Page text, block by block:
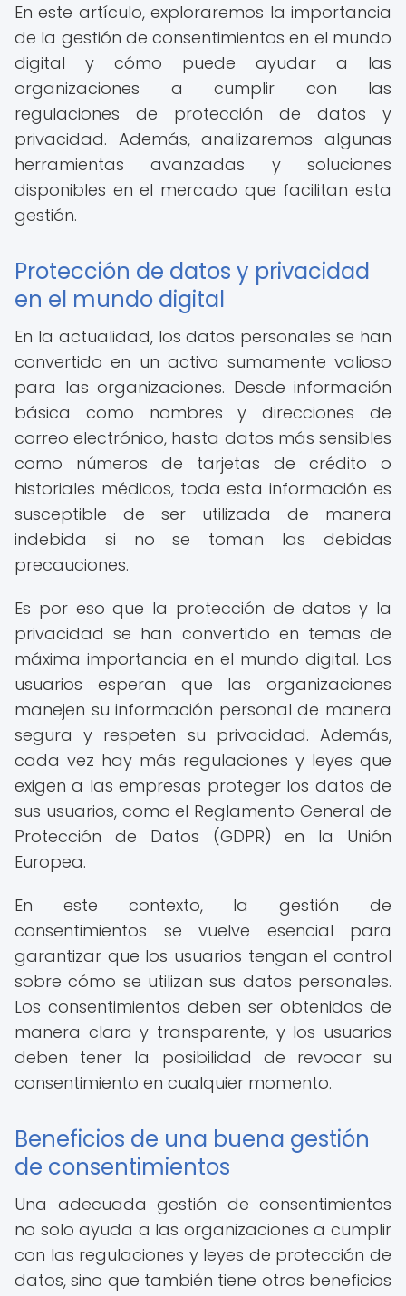
En este artículo, exploraremos la importancia
de la gestión de consentimientos en el mundo
digital y cómo puede ayudar a las
organizaciones a cumplir con las
regulaciones de protección de datos y
privacidad. Además, analizaremos algunas
herramientas avanzadas y soluciones
disponibles en el mercado que facilitan esta
gestión.
Protección de datos y privacidad
en el mundo digital
En la actualidad, los datos personales se han
convertido en un activo sumamente valioso
para las organizaciones. Desde información
básica como nombres y direcciones de
correo electrónico, hasta datos más sensibles
como números de tarjetas de crédito o
historiales médicos, toda esta información es
susceptible de ser utilizada de manera
indebida si no se toman las debidas
precauciones.
Es por eso que la protección de datos y la
privacidad se han convertido en temas de
máxima importancia en el mundo digital. Los
usuarios esperan que las organizaciones
manejen su información personal de manera
segura y respeten su privacidad. Además,
cada vez hay más regulaciones y leyes que
exigen a las empresas proteger los datos de
sus usuarios, como el Reglamento General de
Protección de Datos (GDPR) en la Unión
Europea.
En este contexto, la gestión de
consentimientos se vuelve esencial para
garantizar que los usuarios tengan el control
sobre cómo se utilizan sus datos personales.
Los consentimientos deben ser obtenidos de
manera clara y transparente, y los usuarios
deben tener la posibilidad de revocar su
consentimiento en cualquier momento.
Beneficios de una buena gestión
de consentimientos
Una adecuada gestión de consentimientos
no solo ayuda a las organizaciones a cumplir
con las regulaciones y leyes de protección de
datos, sino que también tiene otros beneficios